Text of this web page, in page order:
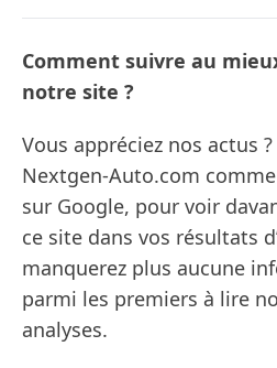
Comment suivre au
notre site ?
Vous appréciez nos actus
Nextgen-Auto.com
sur Google, pour voir
ce site dans vos résultats
manquerez plus aucune
parmi les premiers à lire
analyses.